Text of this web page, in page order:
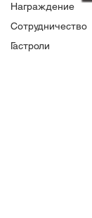
Награждение
Сотрудничество
Гастроли